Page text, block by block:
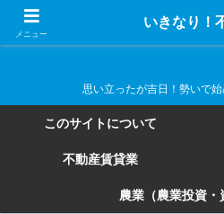
いきなり！
思い立ったが吉日！勢いで
このサイトについて
不動産賃貸業
農業（農業投資・
メニュー
いきなり！